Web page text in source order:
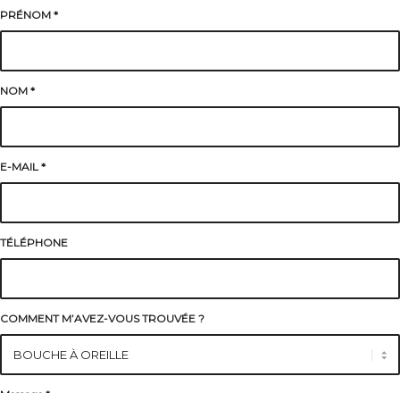
PRÉNOM *
NOM *
E-MAIL *
TÉLÉPHONE
COMMENT M’AVEZ-VOUS TROUVÉE ?